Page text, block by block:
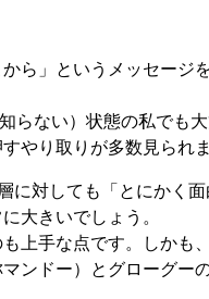
ら」というメッセージ
らない）状態の私でも
やり取りが多数見られま
に対しても「とにかく
大きいでしょう。
上手な点です。しかも
ンドー）とグローグー